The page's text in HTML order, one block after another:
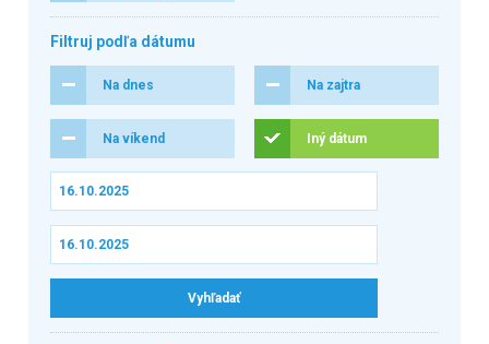
Filtruj podľa dátumu
Na dnes Na zajtra
Na víkend Iný dátum